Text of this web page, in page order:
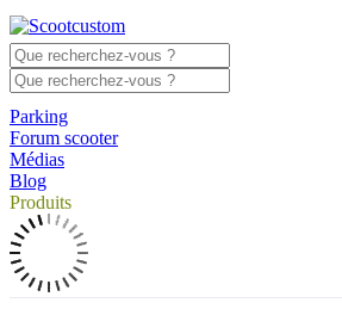
Parking
Forum scooter
Médias
Blog
Produits